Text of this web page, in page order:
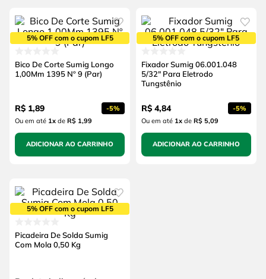
5% OFF com o cupom LF5
Bico De Corte Sumig Longo
1,00Mm 1395 Nº 9 (Par)
R$ 1,89 -5%
Ou em até 1xde R$ 1,99
ADICIONAR AO CARRINHO
5% OFF com o cupom LF5
Fixador Sumig 06.001.048
5/32" Para Eletrodo
Tungstênio
R$ 4,84 -5%
Ou em até 1xde R$ 5,09
ADICIONAR AO CARRINHO
5% OFF com o cupom LF5
Picadeira De Solda Sumig
Com Mola 0,50 Kg